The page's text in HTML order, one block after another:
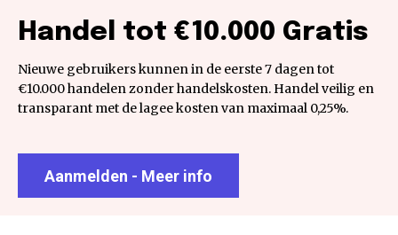
Handel tot €10.000 Gratis
Nieuwe gebruikers kunnen in de eerste 7 dagen tot
€10.000 handelen zonder handelskosten. Handel veilig en
transparant met de lagee kosten van maximaal 0,25%.
Aanmelden - Meer info